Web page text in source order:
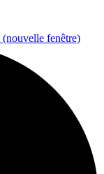
(nouvelle fenêtre)